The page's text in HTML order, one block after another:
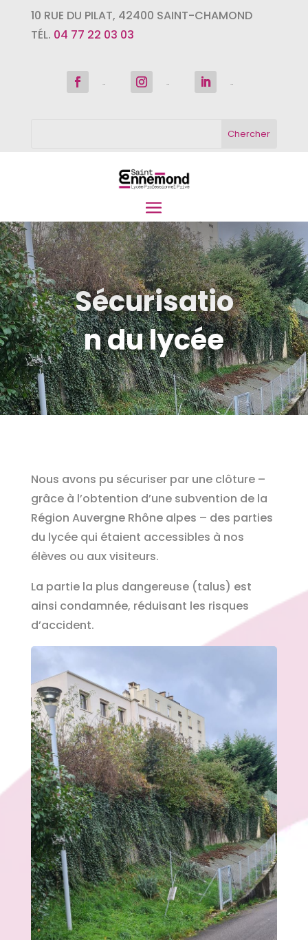
10 RUE DU PILAT, 42400 SAINT-CHAMOND
TÉL. 04 77 22 03 03
Sécurisatio
n du lycée
Nous avons pu sécuriser par une clôture –
grâce à l’obtention d’une subvention de la
Région Auvergne Rhône alpes – des parties
du lycée qui étaient accessibles à nos
élèves ou aux visiteurs.
La partie la plus dangereuse (talus) est
ainsi condamnée, réduisant les risques
d’accident.